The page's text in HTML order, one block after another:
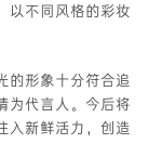
以不同风格的彩妆
的形象十分符合追
为代言人。今后将
入新鲜活力，创造